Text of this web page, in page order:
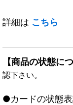
詳細は こちら
【商品の状態に
認下さい。
●カードの状態